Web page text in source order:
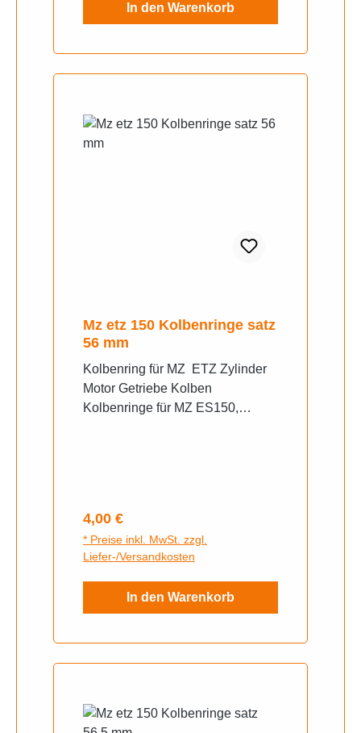
In den Warenkorb
Mz etz 150 Kolbenringe satz
56 mm
Kolbenring für MZ ETZ Zylinder
Motor Getriebe Kolben
Kolbenringe für MZ ES150,
Regulärer Preis:
4,00 €
* Preise inkl. MwSt. zzgl.
Liefer-/Versandkosten
In den Warenkorb